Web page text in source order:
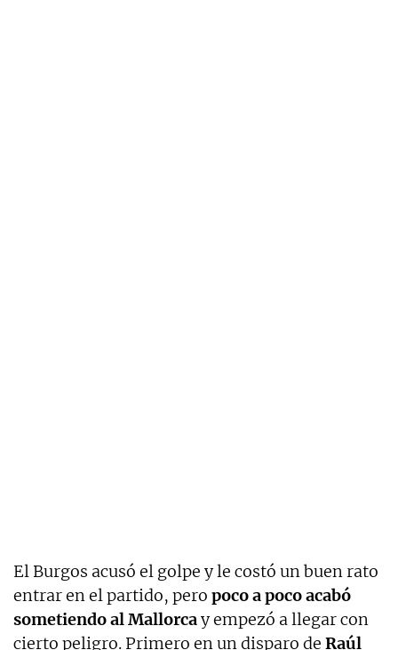
El Burgos acusó el golpe y le costó un buen rato
entrar en el partido, pero poco a poco acabó
sometiendo al Mallorcay empezó a llegar con
cierto peligro. Primero en un disparo de Raúl